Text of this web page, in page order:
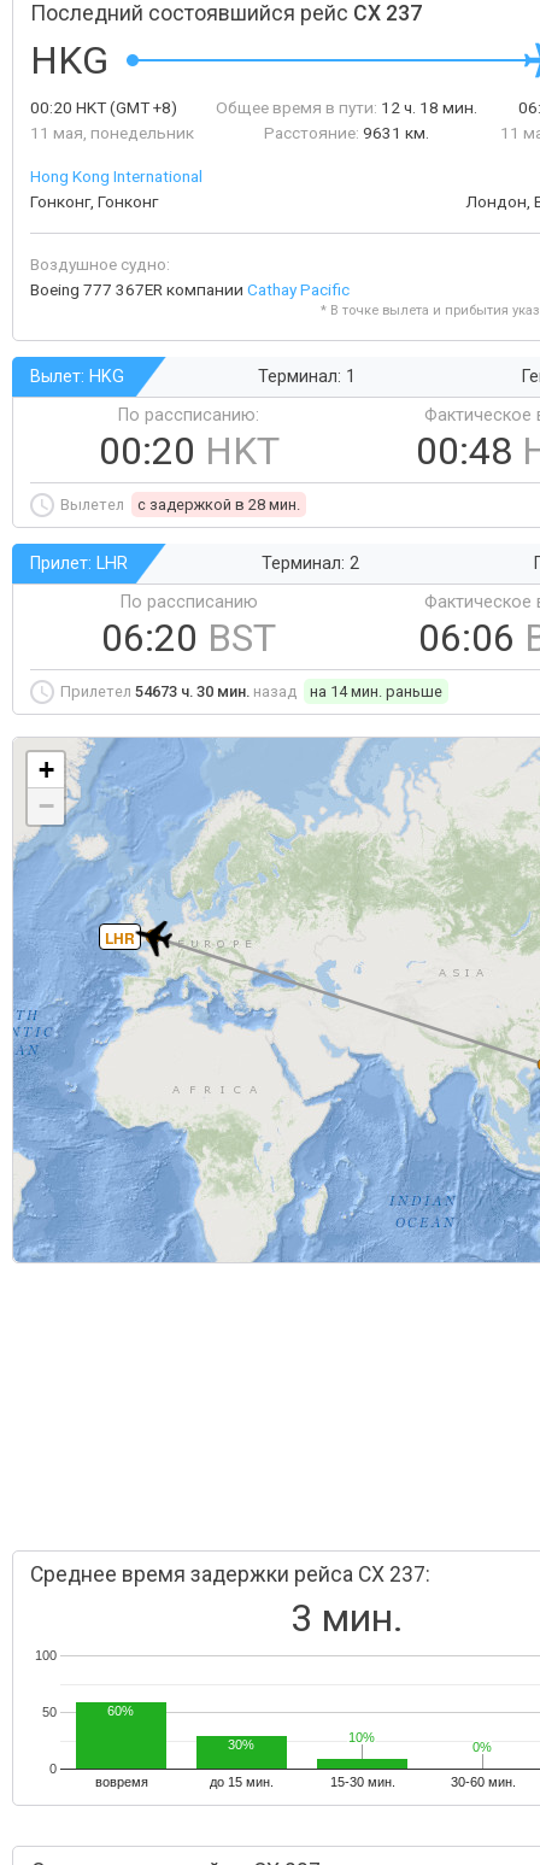
Последний состоявшийся рейс CX 237
HKG
00:20 HKT(GMT +8)
11 мая, понедельник
Общее время в пути: 12 ч. 18 мин.
Расстояние: 9631 км.
11
Hong Kong International
Гонконг, Гонконг
Лондон,
Воздушное судно:
Boeing 777 367ER компании Cathay Pacific
* В точке вылета и прибытия
Вылет: HKG Терминал: 1
По рассписанию:
00:20 HKT
Фактическое
00:48
Вылетел c задержкой в 28 мин.
Прилет: LHR Терминал: 2
По рассписанию
06:20 BST
Фактическое
06:06
Прилетел 54673 ч. 30 мин. назад на 14 мин. раньше
LHR
+
−
Среднее время задержки рейса CX 237:
3 мин.
вовремя до 15 мин. 15-30 мин. 30-60 мин.
0
50
100
60%
30% 10%
10%
0%
0%